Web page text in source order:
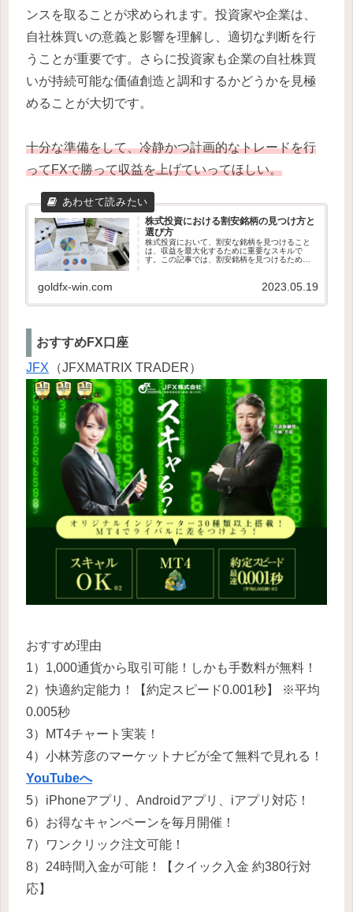
ンスを取ることが求められます。投資家や企業は、
自社株買いの意義と影響を理解し、適切な判断を行
うことが重要です。さらに投資家も企業の自社株買
いが持続可能な価値創造と調和するかどうかを見極
めることが大切です。
十分な準備をして、冷静かつ計画的なトレードを行
ってFXで勝って収益を上げていってほしい。
株式投資における割安銘柄の見つけ方と
選び方
株式投資において、割安な銘柄を見つけること
は、収益を最大化するために重要なスキルで
す。この記事では、割安銘柄を見つけるための
タルゲインを実現する可能性が高ま...
goldfx-win.com 2023.05.19
おすすめFX口座
JFX
（JFXMATRIX TRADER）
おすすめ理由
1）1,000通貨から取引可能！しかも手数料が無料！
2）快適約定能力！【約定スピード0.001秒】 ※平均
0.005秒
3）MT4チャート実装！
4）小林芳彦のマーケットナビが全て無料で見れる！
YouTubeへ
5）iPhoneアプリ、Androidアプリ、iアプリ対応！
6）お得なキャンペーンを毎月開催！
7）ワンクリック注文可能！
8）24時間入金が可能！【クイック入金 約380行対
応】